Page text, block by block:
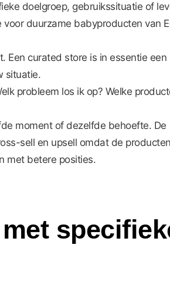
doelgroep, gebruikssituatie of
duurzame babyproducten van
curated store is in essentie een
situatie.
probleem los ik op? Welke
moment of dezelfde behoefte. De
sell en upsell omdat de
met betere posities.